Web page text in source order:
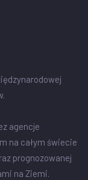
agencje
na całym świecie
prognozowanej
na Ziemi.